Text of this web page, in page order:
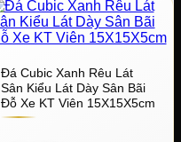
Đá Cubic Xanh Rêu Lát
Sân Kiểu Lát Dày Sân Bãi
Đỗ Xe KT Viên 15X15X5cm